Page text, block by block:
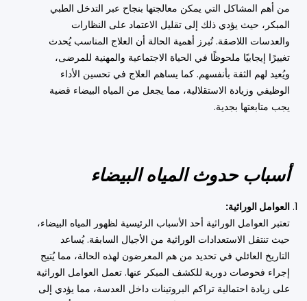
من أهم المشاكل التي يمكن معالجتها بنجاح عبر التدخل الطبي
المبكر، حيث يؤدي ذلك إلى تقليل الاعتماد على النظارات
والعدسات اللاصقة. تُبرز أهمية الحالة أن العلاج المناسب يُحدث
تغييرًا إيجابيًا ملحوظًا في الحياة الاجتماعية والمهنية للمرضى،
ويُعيد لهم الثقة بأنفسهم. كما يساهم العلاج في تحسين الأداء
الوظيفي وزيادة الاستقلالية، مما يجعل من المياه البيضاء قضية
يجب متابعتها بجدية.
أسباب حدوث المياه البيضاء
العوامل الوراثية:
تعتبر العوامل الوراثية أحد الأسباب الرئيسية لظهور المياه البيضاء،
حيث تنتقل الاستعدادات الوراثية من الأجيال السابقة. يُساعد
التاريخ العائلي في تحديد من هم المعرضون لهذه الحالة، مما يُتيح
إجراء فحوصات دورية للكشف المبكر عنها. تعمل العوامل الوراثية
على زيادة احتمالية تراكم البروتينات داخل العدسة، مما يؤدي إلى